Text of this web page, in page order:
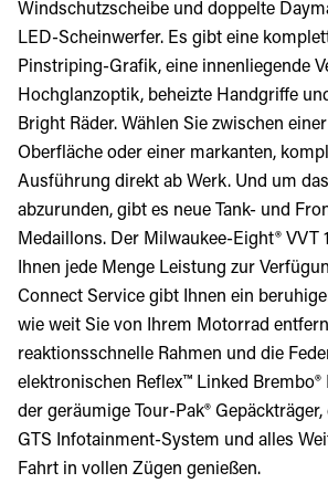
Windschutzscheibe und doppelte
LED-Scheinwerfer. Es gibt eine
Pinstriping-Grafik, eine innenliegende
Hochglanzoptik, beheizte Handgriffe
Bright Räder. Wählen Sie zwischen
Oberfläche oder einer markanten,
Ausführung direkt ab Werk. Und um
abzurunden, gibt es neue Tank- und
Medaillons. Der Milwaukee-Eight® VVT
Ihnen jede Menge Leistung zur
Connect Service gibt Ihnen ein
wie weit Sie von Ihrem Motorrad
reaktionsschnelle Rahmen und die
elektronischen Reflex™ Linked Brembo®
der geräumige Tour-Pak®
GTS Infotainment-System und alles
Fahrt in vollen Zügen genießen.